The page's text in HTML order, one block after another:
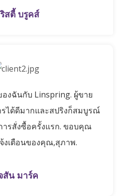
สตี้ บรูคส์
งฉันกับ Linspring. ผู้ขาย
ได้ดีมากและสปริงก็สมบูรณ์
ารสั่งซื้อครั้งแรก. ขอบคุณ
งเตือนของคุณ,สุภาพ.
สัน มาร์ค